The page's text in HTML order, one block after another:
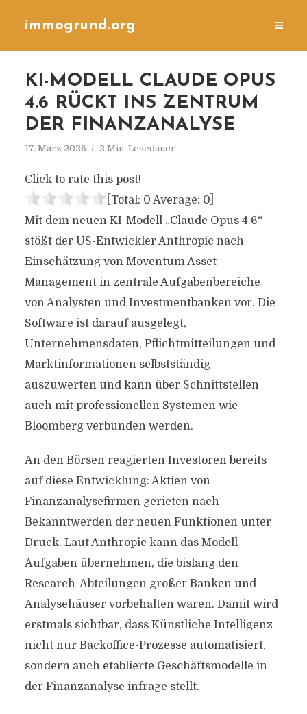
immogrund.org
KI-MODELL CLAUDE OPUS
4.6 RÜCKT INS ZENTRUM
DER FINANZANALYSE
17. März 2026 2 Min. Lesedauer
Click to rate this post!
[Total: 0 Average: 0]
Mit dem neuen KI-Modell „Claude Opus 4.6“
stößt der US-Entwickler Anthropic nach
Einschätzung von Moventum Asset
Management in zentrale Aufgabenbereiche
von Analysten und Investmentbanken vor. Die
Software ist darauf ausgelegt,
Unternehmensdaten, Pflichtmitteilungen und
Marktinformationen selbstständig
auszuwerten und kann über Schnittstellen
auch mit professionellen Systemen wie
Bloomberg verbunden werden.
An den Börsen reagierten Investoren bereits
auf diese Entwicklung: Aktien von
Finanzanalysefirmen gerieten nach
Bekanntwerden der neuen Funktionen unter
Druck. Laut Anthropic kann das Modell
Aufgaben übernehmen, die bislang den
Research-Abteilungen großer Banken und
Analysehäuser vorbehalten waren. Damit wird
erstmals sichtbar, dass Künstliche Intelligenz
nicht nur Backoffice-Prozesse automatisiert,
sondern auch etablierte Geschäftsmodelle in
der Finanzanalyse infrage stellt.